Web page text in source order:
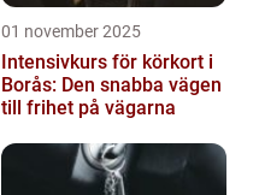
01 november 2025
Intensivkurs för körkort i
Borås: Den snabba vägen
till frihet på vägarna